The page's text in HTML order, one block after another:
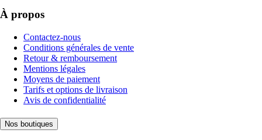
À propos
Contactez-nous
Conditions générales de vente
Retour & remboursement
Mentions légales
Moyens de paiement
Tarifs et options de livraison
Avis de confidentialité
Nos boutiques